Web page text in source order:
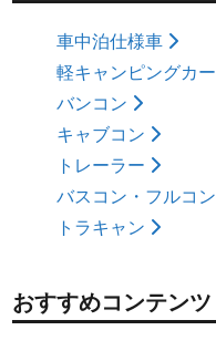
車中泊仕様車
軽キャンピングカー
バンコン
キャブコン
トレーラー
バスコン・フルコン
トラキャン
おすすめコンテンツ